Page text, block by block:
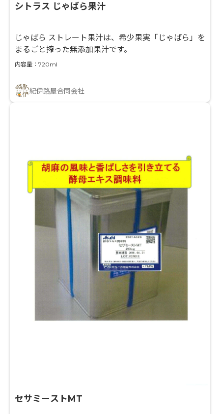
シトラス じゃばら果汁
じゃばら ストレート果汁は、希少果実「じゃばら」を
まるごと搾った無添加果汁です。
内容量：720ml
紀伊路屋合同会社
セサミーストMT